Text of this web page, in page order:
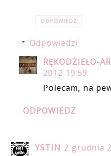
ODPOWIEDZ
Odpowiedzi
RĘKODZIEŁO-
2012 19:59
Polecam, na
ODPOWIEDZ
YSTIN 2 grudnia